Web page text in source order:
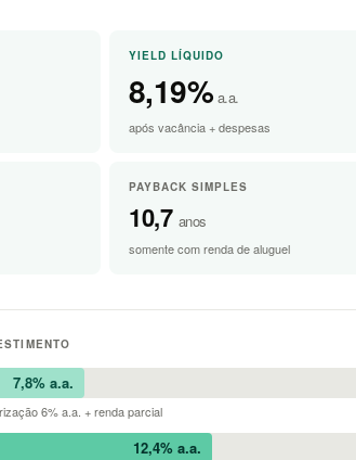
YIELD LÍQUIDO
8,19% a.a.
após vacância + despesas
PAYBACK SIMPLES
10,7 anos
somente com renda de aluguel
7,8% a.a.
6% a.a. + renda parcial
12,4% a.a.